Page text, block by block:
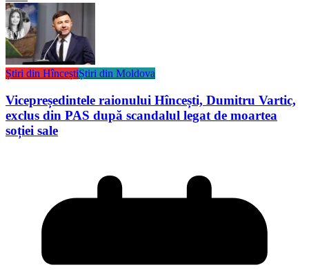
Știri din HînceștiȘtiri din Moldova
Vicepreședintele raionului Hîncești, Dumitru Vartic,
exclus din PAS după scandalul legat de moartea
soției sale